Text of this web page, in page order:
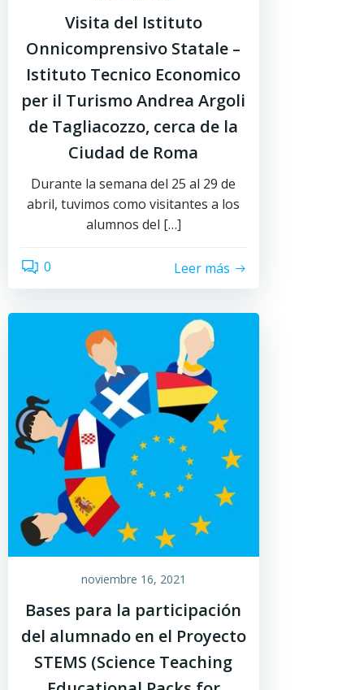
Visita del Istituto
Onnicomprensivo Statale –
Istituto Tecnico Economico
per il Turismo Andrea Argoli
de Tagliacozzo, cerca de la
Ciudad de Roma
Durante la semana del 25 al 29 de
abril, tuvimos como visitantes a los
alumnos del […]
0 Leer más
noviembre 16, 2021
Bases para la participación
del alumnado en el Proyecto
STEMS (Science Teaching